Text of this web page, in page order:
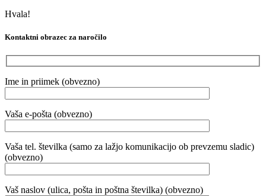
Hvala!
Kontaktni obrazec za naročilo
Ime in priimek (obvezno)
Vaša e-pošta (obvezno)
Vaša tel. številka (samo za lažjo komunikacijo ob prevzemu sladic)
(obvezno)
Vaš naslov (ulica, pošta in poštna številka) (obvezno)